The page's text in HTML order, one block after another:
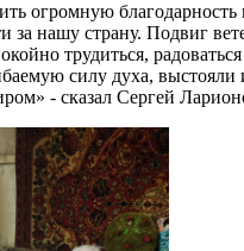
огромную
нашу страну. Подвиг
трудиться,
силу духа, выстояли
- сказал Сергей